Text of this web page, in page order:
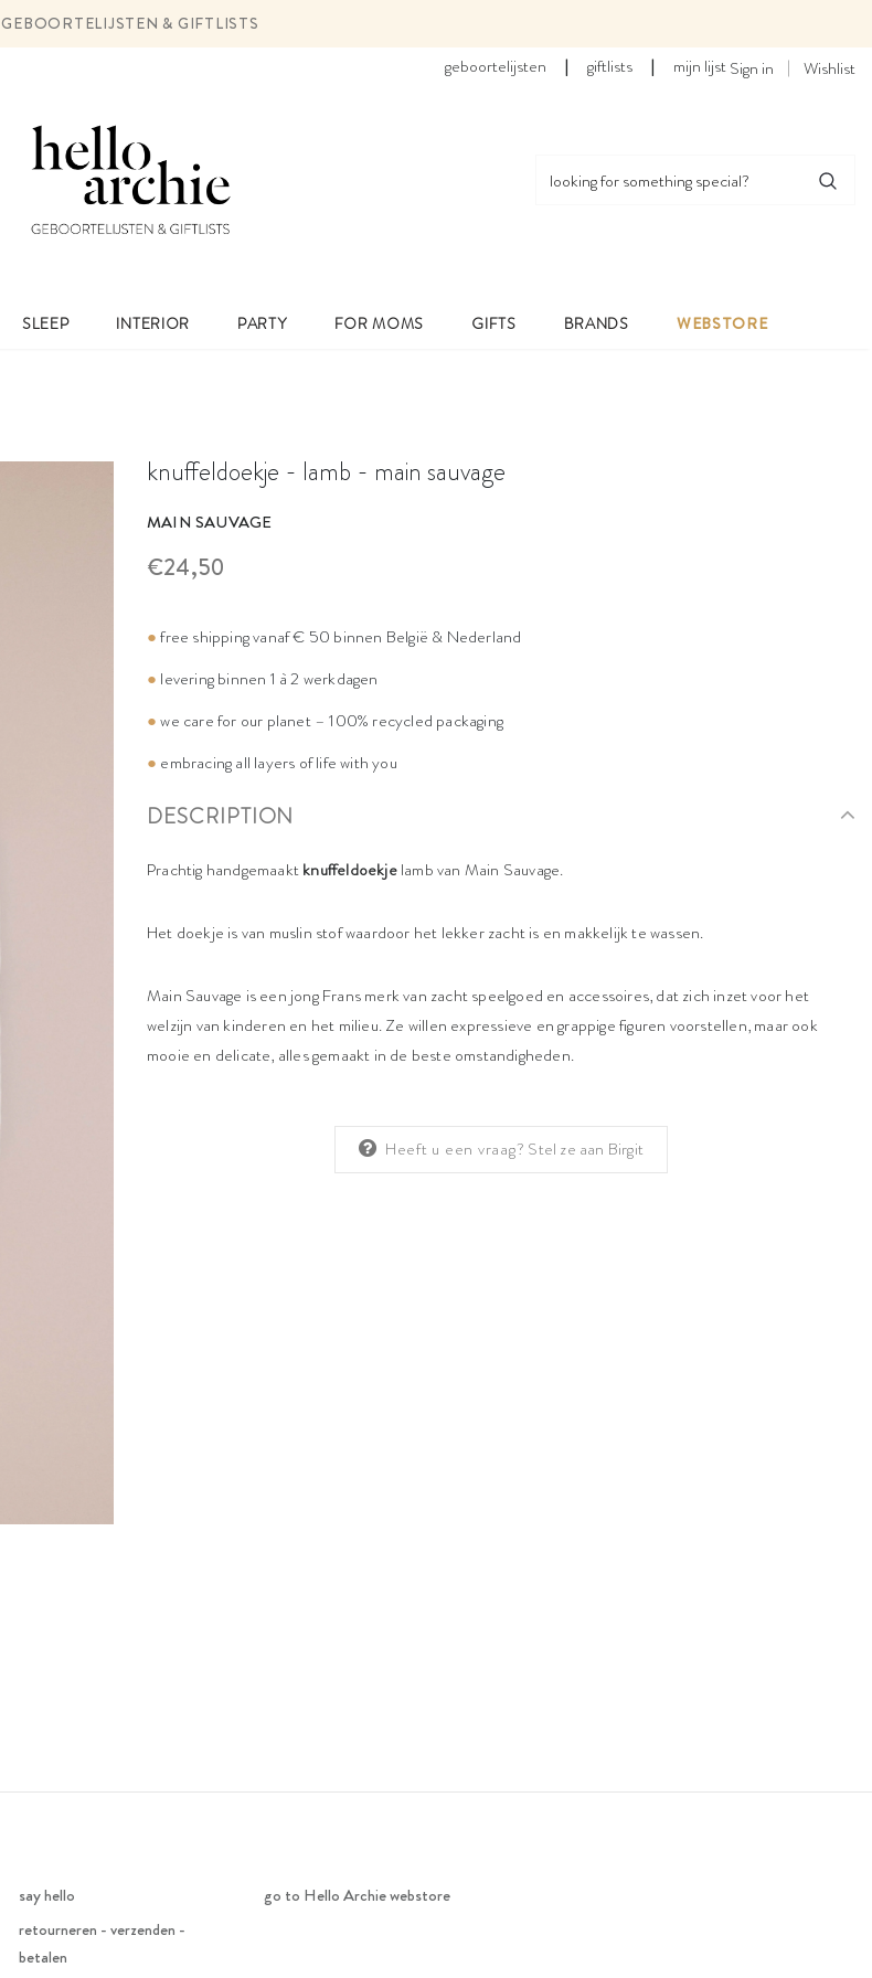
GEBOORTELIJSTEN & GIFTLISTS
geboortelijsten | giftlists | mijn lijstSign in Wishlist
SLEEP INTERIOR PARTY FOR MOMS GIFTS BRANDS WEBSTORE
knuffeldoekje - lamb - main sauvage
MAIN SAUVAGE
€24,50
●free shipping vanaf € 50 binnen België & Nederland
● levering binnen 1 à 2 werkdagen
●we care for our planet – 100% recycled packaging
● embracing all layers of life with you
DESCRIPTION
Prachtig handgemaaktknuffeldoekjelamb van Main Sauvage.
Het doekje is van muslin stof waardoor het lekker zacht is en makkelijk te wassen.
Main Sauvage is een jong Frans merk van zacht speelgoed en accessoires, dat zich inzet voor het
welzijn van kinderen en het milieu. Ze willen expressieve en grappige figuren voorstellen, maar ook
mooie en delicate, alles gemaakt in de beste omstandigheden.
Heeft u een vraag? Stel ze aan Birgit
say hello
retourneren - verzenden -
betalen
go to Hello Archie webstore